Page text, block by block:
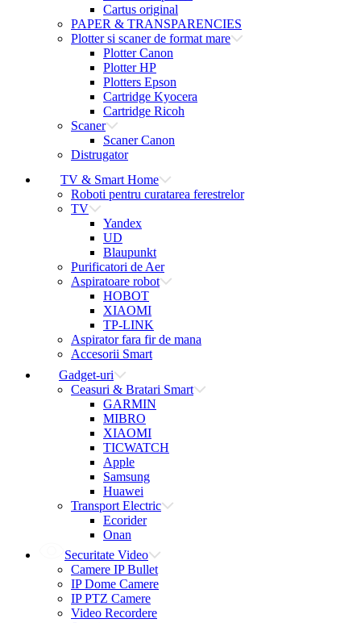
Cartus original
PAPER & TRANSPARENCIES
Plotter si scaner de format mare
Plotter Canon
Plotter HP
Plotters Epson
Cartridge Kyocera
Cartridge Ricoh
Scaner
Scaner Canon
Distrugator
TV & Smart Home
Roboti pentru curatarea ferestrelor
TV
Yandex
UD
Blaupunkt
Purificatori de Aer
Aspiratoare robot
HOBOT
XIAOMI
TP-LINK
Aspirator fara fir de mana
Accesorii Smart
Gadget-uri
Ceasuri & Bratari Smart
GARMIN
MIBRO
XIAOMI
TICWATCH
Apple
Samsung
Huawei
Transport Electric
Ecorider
Onan
Securitate Video
Camere IP Bullet
IP Dome Camere
IP PTZ Camere
Video Recordere